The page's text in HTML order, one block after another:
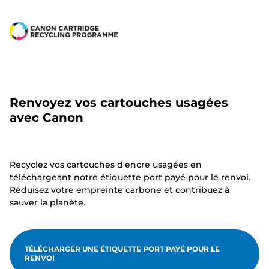
Renvoyez vos cartouches usagées
avec Canon
Recyclez vos cartouches d'encre usagées en
téléchargeant notre étiquette port payé pour le renvoi.
Réduisez votre empreinte carbone et contribuez à
sauver la planète.
TÉLÉCHARGER UNE ÉTIQUETTE PORT PAYÉ POUR LE
RENVOI